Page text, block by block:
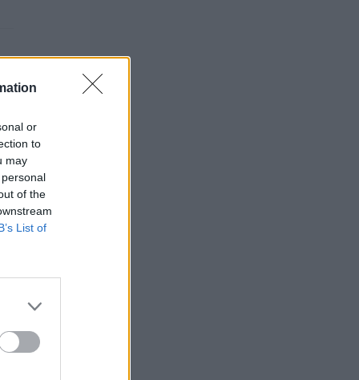
or
to
may
of the
List of